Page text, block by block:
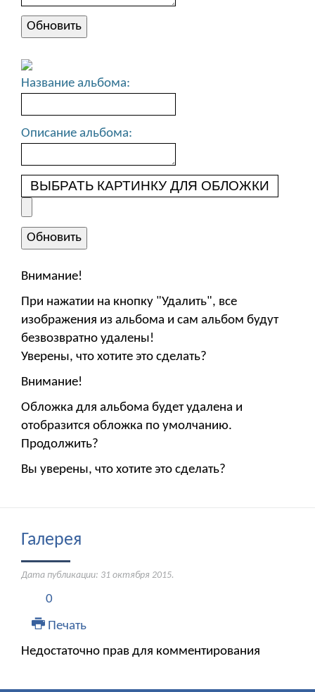
Название альбома:
Описание альбома:
ВЫБРАТЬ КАРТИНКУ ДЛЯ ОБЛОЖКИ
Внимание!
При нажатии на кнопку "Удалить", все
изображения из альбома и сам альбом будут
безвозвратно удалены!
Уверены, что хотите это сделать?
Внимание!
Обложка для альбома будет удалена и
отобразится обложка по умолчанию.
Продолжить?
Вы уверены, что хотите это сделать?
Галерея
Дата публикации: 31 октября 2015.
0
Печать
Недостаточно прав для комментирования